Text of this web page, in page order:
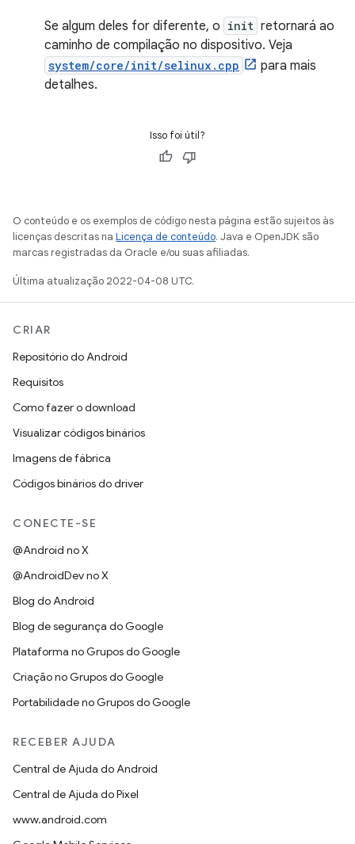
Se algum deles for diferente, o init retornará ao
caminho de compilação no dispositivo. Veja
system/core/init/selinux.cpp
para mais
detalhes.
Isso foi útil?
O conteúdo e os exemplos de código nesta página estão sujeitos às
licenças descritas na Licença de conteúdo. Java e OpenJDK são
marcas registradas da Oracle e/ou suas afiliadas.
Última atualização 2022-04-08 UTC.
CRIAR
Repositório do Android
Requisitos
Como fazer o download
Visualizar códigos binários
Imagens de fábrica
Códigos binários do driver
CONECTE-SE
@Android no X
@AndroidDev no X
Blog do Android
Blog de segurança do Google
Plataforma no Grupos do Google
Criação no Grupos do Google
Portabilidade no Grupos do Google
RECEBER AJUDA
Central de Ajuda do Android
Central de Ajuda do Pixel
www.android.com